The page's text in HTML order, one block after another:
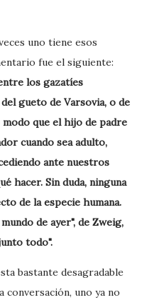
uno tiene esos
fue el siguiente:
los gazatíes
gueto de Varsovia, o de
que el hijo de padre
cuando sea adulto,
ante nuestros
hacer. Sin duda, ninguna
de la especie humana.
de ayer", de Zweig,
todo".
bastante desagradable
conversación, uno ya no